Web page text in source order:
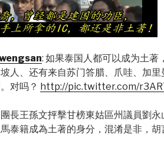
: 如果泰国人都可以成为土著
人、还有来自苏门答腊、爪哇、加里
对吗？ http://pic.twitter.com/
長王孫文抨擊甘榜東姑區州議員劉永
泰籍成為土著的身分，混淆是非，胡